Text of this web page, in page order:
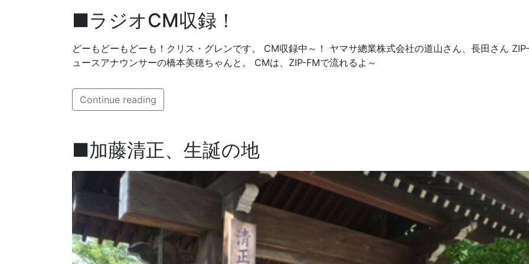
■ラジオCM収録！
どーもどーもどーも！クリス・グレンです。 CM収録中～！ ヤマサ總業株式会社の道山さん、長田さん
ュースアナウンサーの橋本美穂ちゃんと。 CMは、ZIP-FMで流れるよ～
Continue reading
■加藤清正、生誕の地